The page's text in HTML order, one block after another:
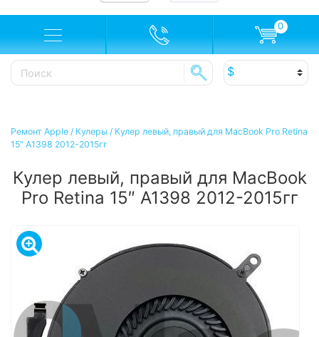
0
Ремонт Apple / Кулеры / Кулер левый, правый для MacBook Pro Retina
15″ A1398 2012-2015гг
Кулер левый, правый для MacBook
Pro Retina 15″ A1398 2012-2015гг